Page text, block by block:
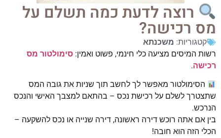
רוצה לדעת כמה תשלם על
מס רכישה?
קטגוריות: משכנתא
רשות המיסים מציעה כלי חינמי, פשוט ואמין: סימולטור מס
רכישה.
הסימולטור מאפשר לך לחשב תוך שניות את גובה המס
שתצטרך לשלם על רכישת נכס – בהתאם למצבך האישי והנכס
הנרכש.
בין אם אתה רוכש דירה ראשונה, דירה שנייה או נכס להשקעה –
הכלי הזה הוא חובה!